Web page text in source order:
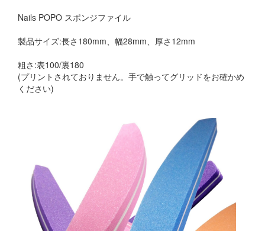
Nails POPO スポンジファイル
製品サイズ:長さ180mm、幅28mm、厚さ12mm
粗さ:表100/裏180
(プリントされておりません。手で触ってグリッドをお確かめ
ください)